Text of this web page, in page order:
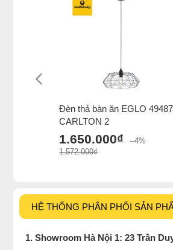
Đèn thả bàn ăn EGLO
CARLTON 2
1.650.000₫
--4%
1.572.000₫
HỆ THỐNG PHÂN PHỐI SẢN
1. Showroom Hà Nội 1: 23 Trần